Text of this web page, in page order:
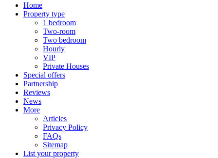
Home
Property type
1 bedroom
Two-room
Two bedroom
Hourly
VIP
Private Houses
Special offers
Partnership
Reviews
News
More
Articles
Privacy Policy
FAQs
Sitemap
List your property